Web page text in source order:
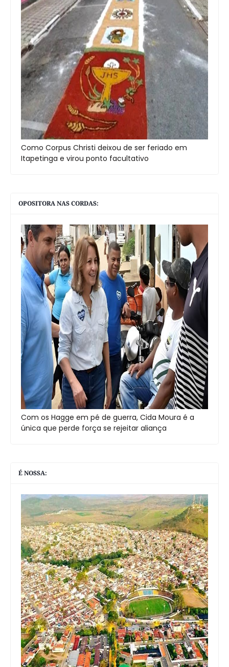
Como Corpus Christi deixou de ser feriado em
Itapetinga e virou ponto facultativo
OPOSITORA NAS CORDAS:
Com os Hagge em pé de guerra, Cida Moura é a
única que perde força se rejeitar aliança
É NOSSA: